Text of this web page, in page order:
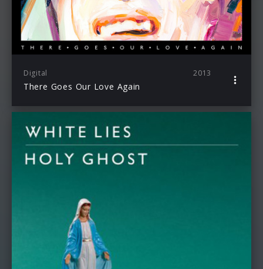
Digital 2013
There Goes Our Love Again